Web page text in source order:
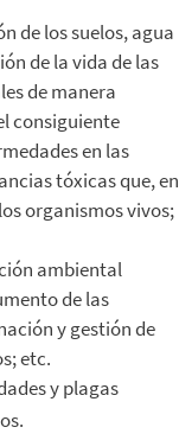
de los suelos, agua
de la vida de las
de manera
consiguiente
en las
tóxicas que, en
organismos vivos;
ambiental
de las
y gestión de
etc.
y plagas